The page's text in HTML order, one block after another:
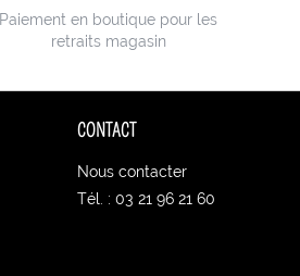
Paiement en boutique pour les
retraits magasin
CONTACT
Nous contacter
Tél. : 03 21 96 21 60